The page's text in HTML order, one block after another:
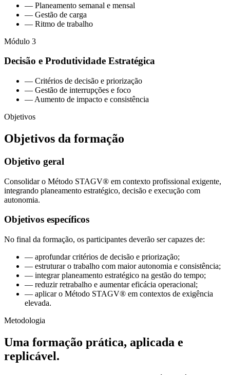
— Planeamento semanal e mensal
— Gestão de carga
— Ritmo de trabalho
Módulo 3
Decisão e Produtividade Estratégica
— Critérios de decisão e priorização
— Gestão de interrupções e foco
— Aumento de impacto e consistência
Objetivos
Objetivos da formação
Objetivo geral
Consolidar o Método STAGV® em contexto profissional exigente,
integrando planeamento estratégico, decisão e execução com
autonomia.
Objetivos específicos
No final da formação, os participantes deverão ser capazes de:
— aprofundar critérios de decisão e priorização;
— estruturar o trabalho com maior autonomia e consistência;
— integrar planeamento estratégico na gestão do tempo;
— reduzir retrabalho e aumentar eficácia operacional;
— aplicar o Método STAGV® em contextos de exigência
elevada.
Metodologia
Uma formação prática, aplicada e
replicável.